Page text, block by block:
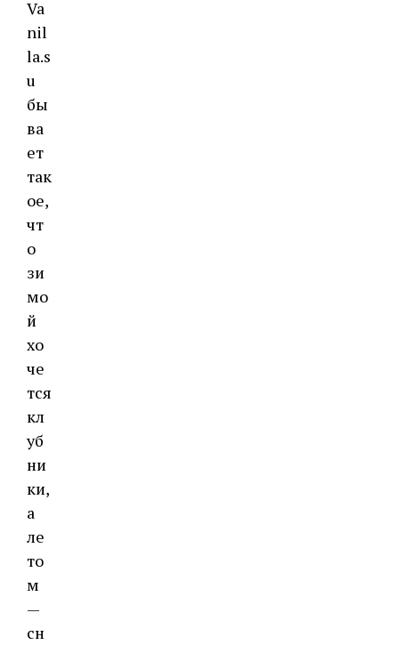
Va
nil
la.s
u
бы
ва
ет
так
ое,
чт
о
зи
мо
й
хо
че
тся
кл
уб
ни
ки,
а
ле
то
м
—
сн